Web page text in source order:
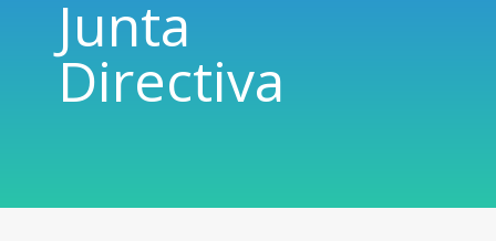
Junta
Directiva